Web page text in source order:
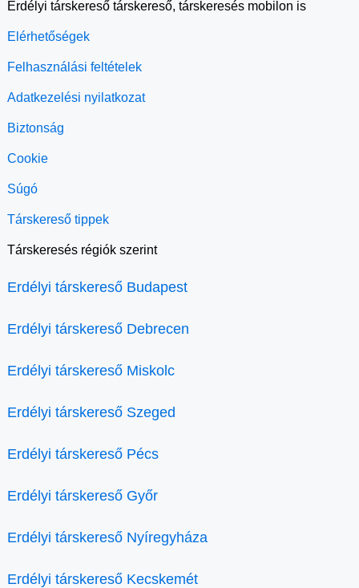
Erdélyi társkereső társkereső, társkeresés mobilon is
Elérhetőségek
Felhasználási feltételek
Adatkezelési nyilatkozat
Biztonság
Cookie
Súgó
Társkereső tippek
Társkeresés régiók szerint
Erdélyi társkereső Budapest
Erdélyi társkereső Debrecen
Erdélyi társkereső Miskolc
Erdélyi társkereső Szeged
Erdélyi társkereső Pécs
Erdélyi társkereső Győr
Erdélyi társkereső Nyíregyháza
Erdélyi társkereső Kecskemét